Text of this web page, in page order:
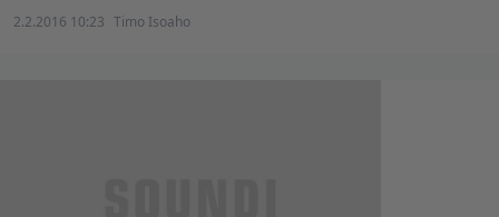
2.2.2016 10:23 Timo Isoaho